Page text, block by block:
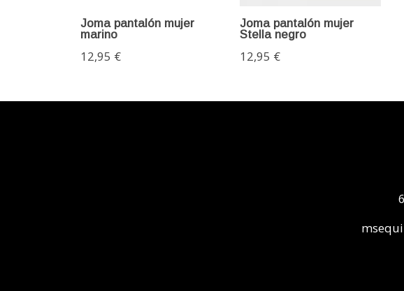
Joma pantalón mujer
marino
12,95 €
Joma pantalón mujer
Stella negro
12,95 €